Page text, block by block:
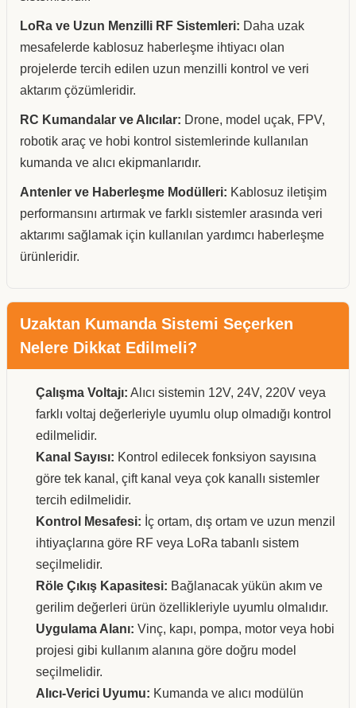
LoRa ve Uzun Menzilli RF Sistemleri: Daha uzak
mesafelerde kablosuz haberleşme ihtiyacı olan
projelerde tercih edilen uzun menzilli kontrol ve veri
aktarım çözümleridir.
RC Kumandalar ve Alıcılar: Drone, model uçak, FPV,
robotik araç ve hobi kontrol sistemlerinde kullanılan
kumanda ve alıcı ekipmanlarıdır.
Antenler ve Haberleşme Modülleri: Kablosuz iletişim
performansını artırmak ve farklı sistemler arasında veri
aktarımı sağlamak için kullanılan yardımcı haberleşme
ürünleridir.
Uzaktan Kumanda Sistemi Seçerken
Nelere Dikkat Edilmeli?
Çalışma Voltajı: Alıcı sistemin 12V, 24V, 220V veya
farklı voltaj değerleriyle uyumlu olup olmadığı kontrol
edilmelidir.
Kanal Sayısı: Kontrol edilecek fonksiyon sayısına
göre tek kanal, çift kanal veya çok kanallı sistemler
tercih edilmelidir.
Kontrol Mesafesi: İç ortam, dış ortam ve uzun menzil
ihtiyaçlarına göre RF veya LoRa tabanlı sistem
seçilmelidir.
Röle Çıkış Kapasitesi: Bağlanacak yükün akım ve
gerilim değerleri ürün özellikleriyle uyumlu olmalıdır.
Uygulama Alanı: Vinç, kapı, pompa, motor veya hobi
projesi gibi kullanım alanına göre doğru model
seçilmelidir.
Alıcı-Verici Uyumu: Kumanda ve alıcı modülün